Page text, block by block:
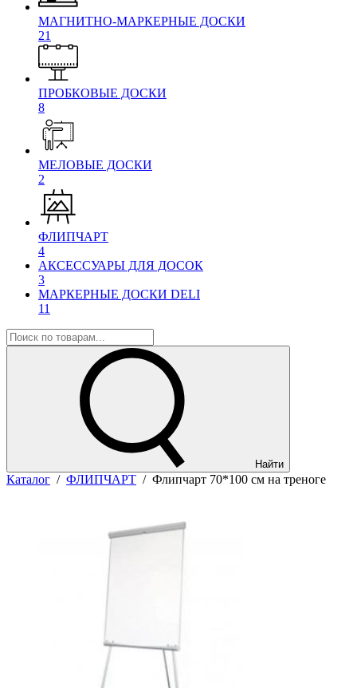
МАГНИТНО-МАРКЕРНЫЕ ДОСКИ
21
ПРОБКОВЫЕ ДОСКИ
8
МЕЛОВЫЕ ДОСКИ
2
ФЛИПЧАРТ
4
АКСЕССУАРЫ ДЛЯ ДОСОК
3
МАРКЕРНЫЕ ДОСКИ DELI
11
Найти
Каталог / ФЛИПЧАРТ / Флипчарт 70*100 см на треноге